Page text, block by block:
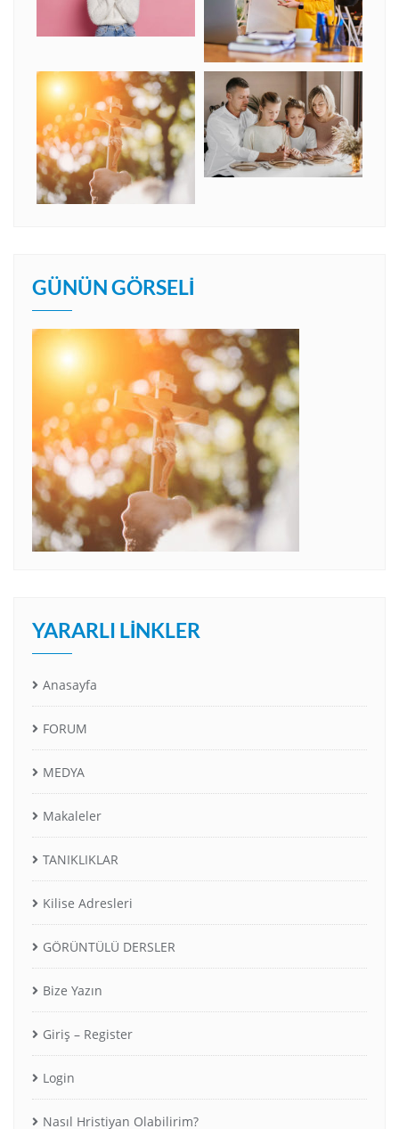
GÜNÜN GÖRSELI
YARARLI LINKLER
Anasayfa
FORUM
MEDYA
Makaleler
TANIKLIKLAR
Kilise Adresleri
GÖRÜNTÜLÜ DERSLER
Bize Yazın
Giriş – Register
Login
Nasıl Hristiyan Olabilirim?